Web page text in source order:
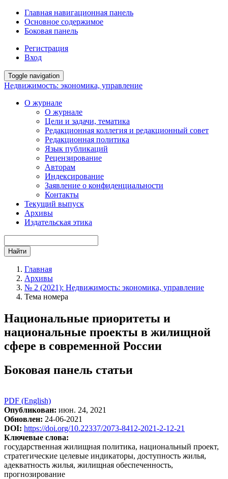
Главная навигационная панель
Основное содержимое
Боковая панель
Регистрация
Вход
Toggle navigation
Недвижимость: экономика, управление
О журнале
О журнале
Цели и задачи, тематика
Редакционная коллегия и редакционный совет
Редакционная политика
Язык публикаций
Рецензирование
Авторам
Индексирование
Заявление о конфиденциальности
Контакты
Текущий выпуск
Архивы
Издательская этика
Найти
Главная
Архивы
№ 2 (2021): Недвижимость: экономика, управление
Тема номера
Национальные приоритеты и
национальные проекты в жилищной
сфере в современной России
Боковая панель статьи
PDF (English)
Опубликован: июн. 24, 2021
Обновлен: 24-06-2021
DOI: https://doi.org/10.22337/2073-8412-2021-2-12-21
Ключевые слова:
государственная жилищная политика, национальный проект,
стратегические целевые индикаторы, доступность жилья,
адекватность жилья, жилищная обеспеченность,
прогнозирование